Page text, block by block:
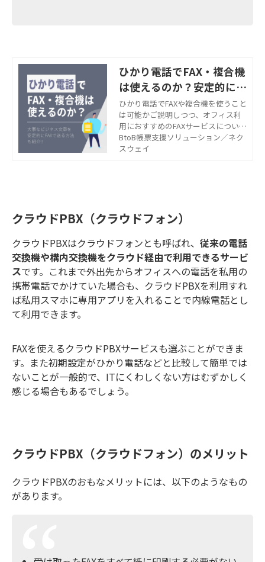
ひかり電話でFAX・複合機
は使えるのか？安定的にF
AXを送る方法も紹介
ひかり電話でFAXや複合機を使うこと
は可能かご説明しつつ、オフィス利
用におすすめのFAXサービスについて
もご紹介します。これから利用する
電話やFAXを検討中の企業様は、ぜひ
BtoB帳票支援ソリューション／ネク
スウェイ
クラウドPBX（クラウドフォン）
クラウドPBXはクラウドフォンとも呼ばれ、 従来の電話
交換機や構内交換機をクラウド経由で利用できるサービ
スです。これまで外出先からオフィスへの電話を私用の
携帯電話でかけていた場合も、クラウドPBXを利用すれ
ば私用スマホに専用アプリを入れることで内線電話とし
て利用できます。
FAXを使えるクラウドPBXサービスも選ぶことができま
す。また初期設定がひかり電話などと比較して簡単では
ないことが一般的で、ITにくわしくない方はむずかしく
感じる場合もあるでしょう。
クラウドPBX（クラウドフォン）のメリット
クラウドPBXのおもなメリットには、以下のようなもの
があります。